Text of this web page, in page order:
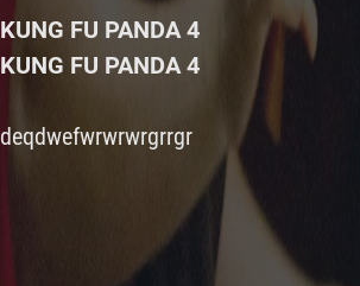
KUNG FU PANDA 4
KUNG FU PANDA 4
deqdwefwrwrwrgrrgr